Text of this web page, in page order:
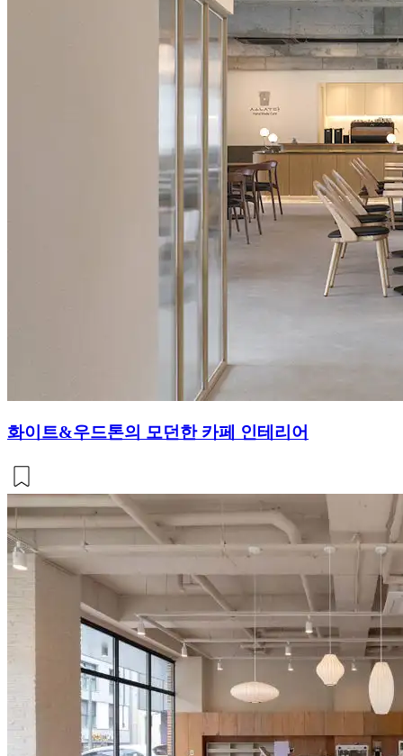
화이트&우드톤의 모던한 카페 인테리어